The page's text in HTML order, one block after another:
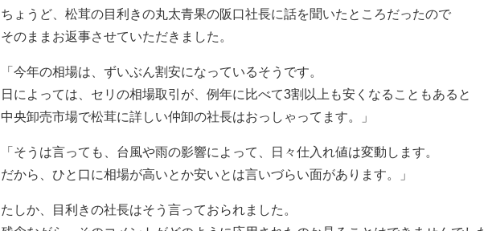
ちょうど、松茸の目利きの丸太青果の阪口社長に話を聞いたところだったので
そのままお返事させていただきました。
「今年の相場は、ずいぶん割安になっているそうです。
日によっては、セリの相場取引が、例年に比べて3割以上も安くなることもあると
中央卸売市場で松茸に詳しい仲卸の社長はおっしゃってます。」
「そうは言っても、台風や雨の影響によって、日々仕入れ値は変動します。
だから、ひと口に相場が高いとか安いとは言いづらい面があります。」
たしか、目利きの社長はそう言っておられました。